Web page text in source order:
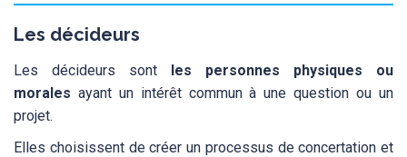
Les décideurs
Les décideurs sont les personnes physiques ou
morales ayant un intérêt commun à une question ou un
projet.
Elles choisissent de créer un processus de concertation et